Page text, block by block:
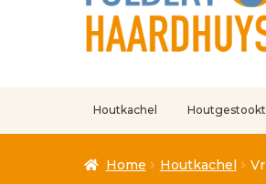
Houtkachel
Home Houtkachel